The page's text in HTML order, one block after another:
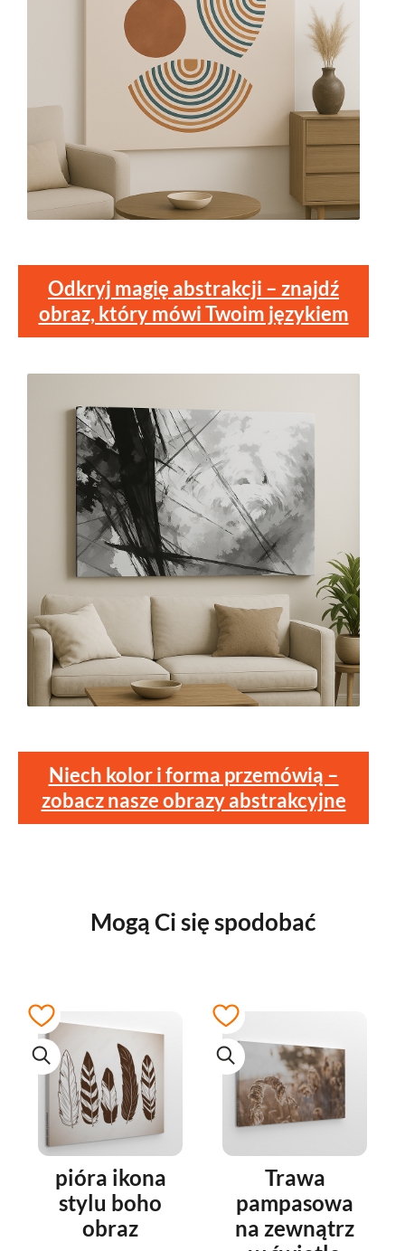
Odkryj magię abstrakcji – znajdź
obraz, który mówi Twoim językiem
Niech kolor i forma przemówią –
zobacz nasze obrazy abstrakcyjne
Mogą Ci się spodobać
pióra ikona
stylu boho
obraz
Trawa
pampasowa
na zewnątrz